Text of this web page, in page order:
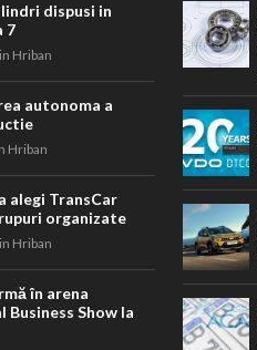
dispusi in
7
Hriban
autonoma a
Hriban
alegi TransCar
organizate
Hriban
în arena
Show la